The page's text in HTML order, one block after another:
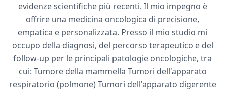
evidenze scientifiche più recenti. Il mio impegno è
offrire una medicina oncologica di precisione,
empatica e personalizzata. Presso il mio studio mi
occupo della diagnosi, del percorso terapeutico e del
follow-up per le principali patologie oncologiche, tra
cui: Tumore della mammella Tumori dell'apparato
respiratorio (polmone) Tumori dell'apparato digerente